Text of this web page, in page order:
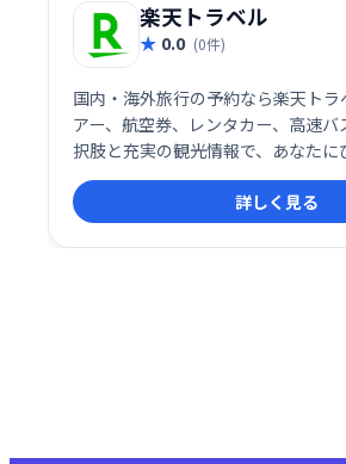
楽天トラベル
0.0 (0件)
国内・海外旅行の予約なら楽天ト
アー、航空券、レンタカー、高速バ
択肢と充実の観光情報で、あなたに
ポートします。日本最大級の宿泊
な旅を計画しましょう。詳しく見る